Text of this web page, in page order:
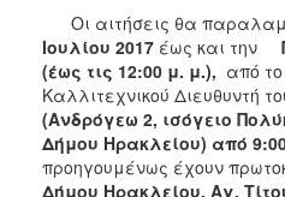
Οι αιτήσεις θα
Ιουλίου 2017 έως και την
(έως τις 12:00 μ. μ.), από
Καλλιτεχνικού Διευθυντή
(Ανδρόγεω 2, ισόγειο
Δήμου Ηρακλείου) από
προηγουμένως έχουν
Δήμου Ηρακλείου, Αγ.